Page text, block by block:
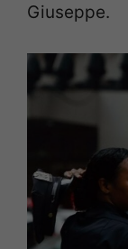
Giuseppe.